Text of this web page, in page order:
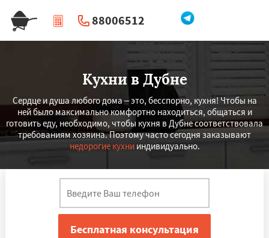
88006512
| Перезвоните мне
Кухни в Дубне
Сердце и душа любого дома – это, бесспорно, кухня! Чтобы на
ней было максимально комфортно находиться, общаться и
готовить еду, необходимо, чтобы кухня в Дубне соответствовала
требованиям хозяина. Поэтому часто сегодня заказывают
недорогие кухнииндивидуально.